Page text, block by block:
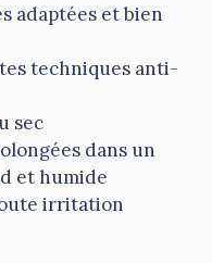
adaptées et bien
techniques anti-
sec
dans un
et humide
irritation